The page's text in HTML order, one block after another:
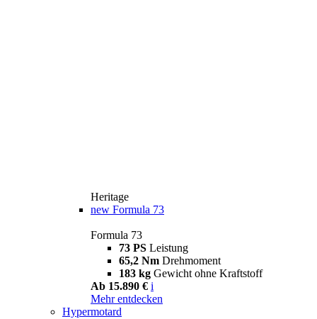
Heritage
new Formula 73
Formula 73
73 PS Leistung
65,2 Nm Drehmoment
183 kg Gewicht ohne Kraftstoff
Ab 15.890 € i
Mehr entdecken
Hypermotard